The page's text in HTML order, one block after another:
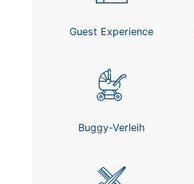
Guest Experience
Buggy-Verleih